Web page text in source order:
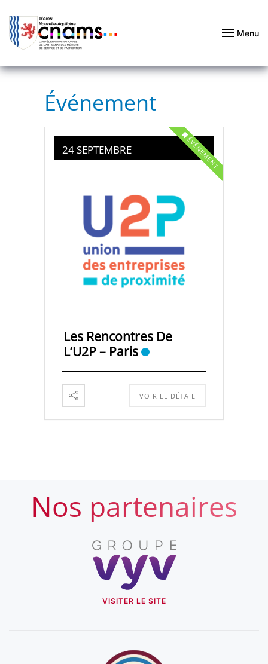
Passer au contenu principal Menu
Événement
24 SEPTEMBRE ÉVÉNEMENT
Les Rencontres De
L’U2P – Paris
VOIR LE DÉTAIL
Nos partenaires
VISITER LE SITE